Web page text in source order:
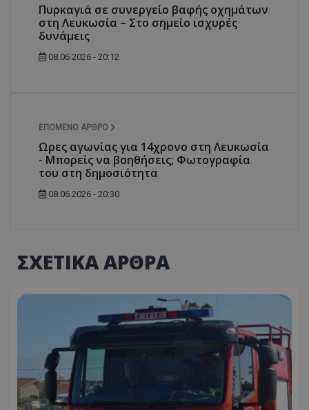
Πυρκαγιά σε συνεργείο βαφής οχημάτων
στη Λευκωσία – Στο σημείο ισχυρές
δυνάμεις
08.06.2026 - 20:12
ΕΠΌΜΕΝΟ ΆΡΘΡΟ
Ωρες αγωνίας για 14χρονο στη Λευκωσία
- Μπορείς να βοηθήσεις; Φωτογραφία
του στη δημοσιότητα
08.06.2026 - 20:30
ΣΧΕΤΙΚΑ ΑΡΘΡΑ